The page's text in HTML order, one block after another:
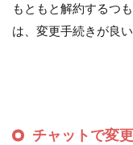
もともと解約するつ
は、変更手続きが良い
チャットで変